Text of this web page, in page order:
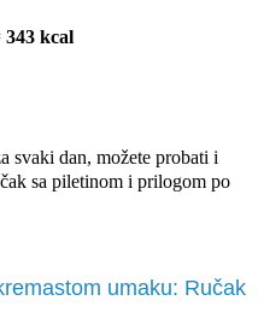
343 kcal
svaki dan, možete probati i
sa piletinom i prilogom po
umaku: Ručak